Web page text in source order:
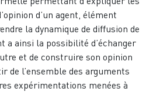
d’un agent, élément
la dynamique de diffusion de
a ainsi la possibilité d’échanger
et de construire son opinion
de l’ensemble des arguments
expérimentations menées à